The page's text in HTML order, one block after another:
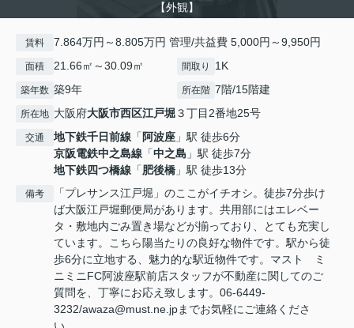
【外観】
賃料 7.864万円～8.805万円 管理/共益費 5,000円～9,950円
面積 21.66㎡～30.09㎡ 間取り 1K
築年数 築9年 所在階 7階/15階建
所在地 大阪府大阪市西区江戸堀３丁目2番地25号
交通 地下鉄千日前線 「 阿波座 」駅 徒歩6分
京阪電鉄中之島線 「中之島 」駅 徒歩7分
地下鉄四つ橋線 「肥後橋 」駅 徒歩13分
備考
「プレサンス江戸堀」のここがイチオシ。徒歩7分歩け
ば大阪江戸堀郵便局があります。共用部にはエレベー
タ・敷地内ごみ置き場などが揃っており、とても充実し
ています。こちら陽当たりの良好な物件です。駅から徒
歩6分に立地する、魅力的な駅近物件です。マスト ミ
ニミニFC阿波座駅前店スタッフが不動産に関してのご
質問を、丁寧にお応え致します。06-6449-
3232/awaza@must.ne.jpまでお気軽にご連絡くださ